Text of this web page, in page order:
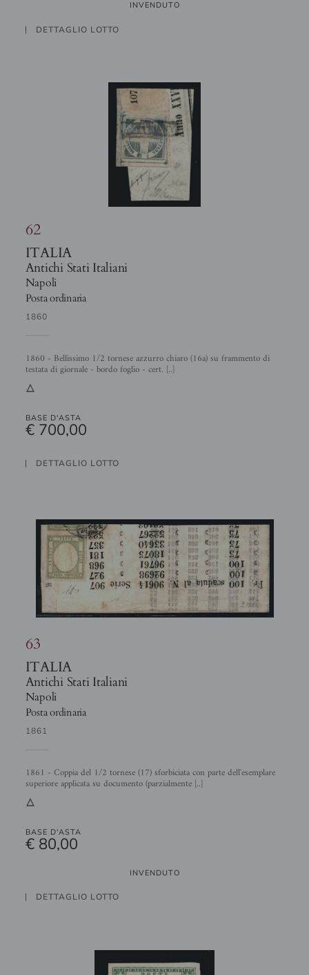
INVENDUTO
DETTAGLIO LOTTO
62
ITALIA
Antichi Stati Italiani
Napoli
Posta ordinaria
1860
1860 - Bellissimo 1/2 tornese azzurro chiaro (16a) su frammento di
testata di giornale - bordo foglio - cert. [..]
3
BASE D'ASTA
€ 700,00
DETTAGLIO LOTTO
63
ITALIA
Antichi Stati Italiani
Napoli
Posta ordinaria
1861
1861 - Coppia del 1/2 tornese (17) sforbiciata con parte dell'esemplare
superiore applicata su documento (parzialmente [..]
3
BASE D'ASTA
€ 80,00
INVENDUTO
DETTAGLIO LOTTO